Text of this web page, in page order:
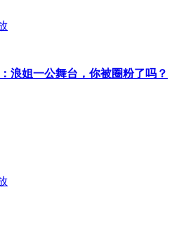
浪姐一公舞台，你被圈粉了吗？